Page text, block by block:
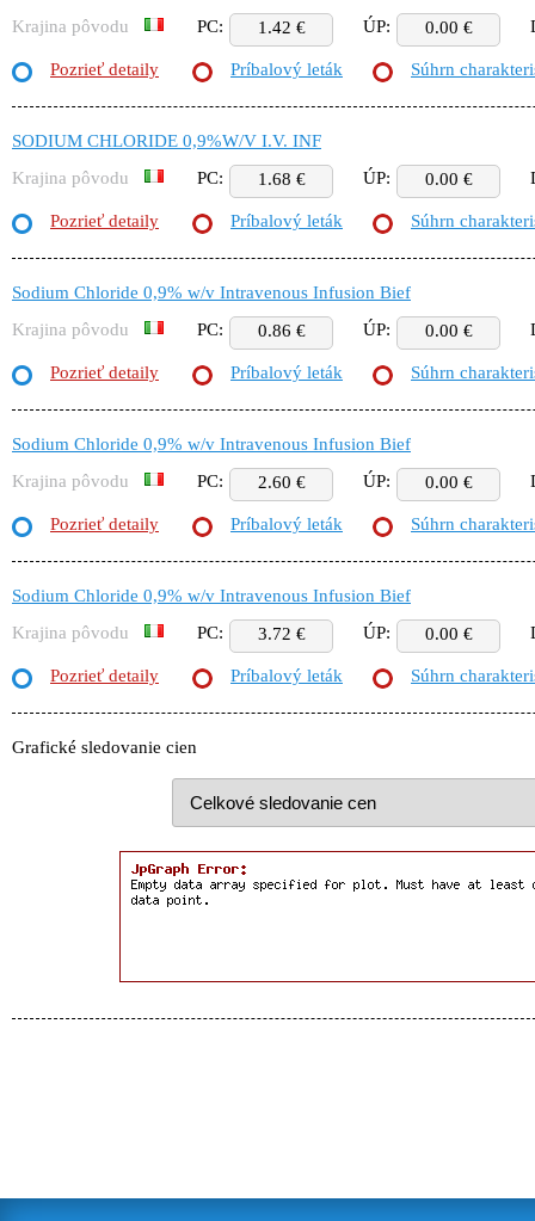
Krajina pôvodu
PC: 1.42 € ÚP: 0.00 €
Pozrieť detaily Príbalový leták Súhrn
SODIUM CHLORIDE 0,9%W/V I.V. INF
Krajina pôvodu
PC: 1.68 € ÚP: 0.00 €
Pozrieť detaily Príbalový leták Súhrn
Sodium Chloride 0,9% w/v Intravenous Infusion Bief
Krajina pôvodu
PC: 0.86 € ÚP: 0.00 €
Pozrieť detaily Príbalový leták Súhrn
Sodium Chloride 0,9% w/v Intravenous Infusion Bief
Krajina pôvodu
PC: 2.60 € ÚP: 0.00 €
Pozrieť detaily Príbalový leták Súhrn
Sodium Chloride 0,9% w/v Intravenous Infusion Bief
Krajina pôvodu
PC: 3.72 € ÚP: 0.00 €
Pozrieť detaily Príbalový leták Súhrn
Grafické sledovanie cien